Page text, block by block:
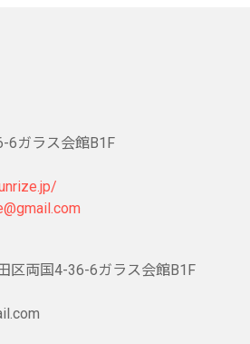
6ガラス会館B1F
区両国4-36-6ガラス会館B1F